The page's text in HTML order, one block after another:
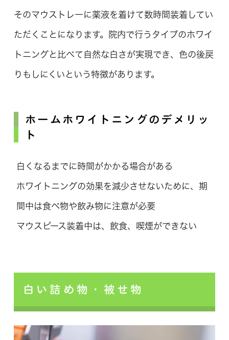
そのマウストレーに薬液を着けて数時間装着してい
ただくことになります。院内で行うタイプのホワイ
トニングと比べて自然な白さが実現でき、色の後戻
りもしにくいという特徴があります。
ホームホワイトニングのデメリッ
ト
白くなるまでに時間がかかる場合がある
ホワイトニングの効果を減少させないために、期
間中は食べ物や飲み物に注意が必要
マウスピース装着中は、飲食、喫煙ができない
白い詰め物・被せ物